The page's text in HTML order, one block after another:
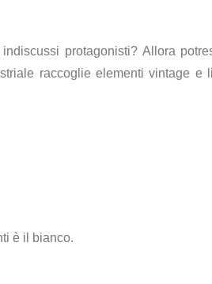
protagonisti? Allora
raccoglie elementi vintage e
è il bianco.